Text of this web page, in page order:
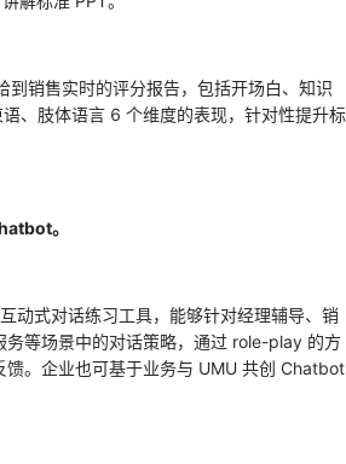
到销售实时的评分报告，包括开场白、知识
、肢体语言 6 个维度的表现，针对性提升标
。
动式对话练习工具，能够针对经理辅导、销
务等场景中的对话策略，通过 role-play 的方
馈。企业也可基于业务与 UMU 共创 Chatbot